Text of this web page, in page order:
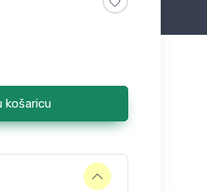
košaricu